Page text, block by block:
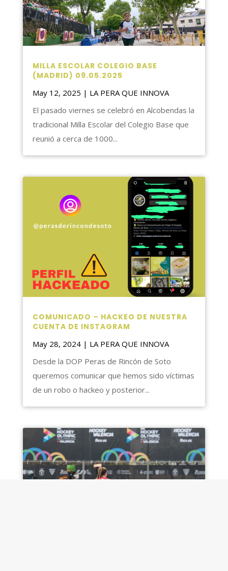
MILLA ESCOLAR COLEGIO BASE
(MADRID) 09.05.2025
May 12, 2025 | LA PERA QUE INNOVA
El pasado viernes se celebró en Alcobendas la
tradicional Milla Escolar del Colegio Base que
reunió a cerca de 1000...
COMUNICADO – HACKEO DE NUESTRA
CUENTA DE INSTAGRAM
May 28, 2024| LA PERA QUE INNOVA
Desde la DOP Peras de Rincón de Soto
queremos comunicar que hemos sido víctimas
de un robo o hackeo y posterior...